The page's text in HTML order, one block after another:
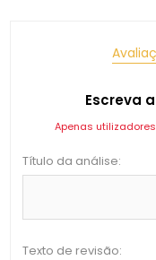
Escreva
Apenas
Título da análise:
Texto de revisão: